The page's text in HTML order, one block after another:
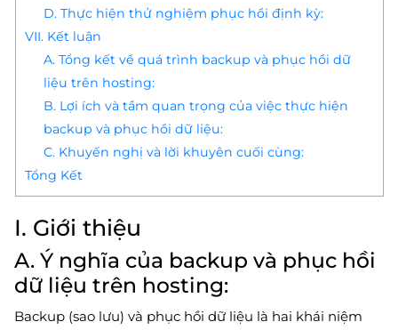
D. Thực hiện thử nghiệm phục hồi định kỳ:
VII. Kết luận
A. Tổng kết về quá trình backup và phục hồi dữ
liệu trên hosting:
B. Lợi ích và tầm quan trọng của việc thực hiện
backup và phục hồi dữ liệu:
C. Khuyến nghị và lời khuyên cuối cùng:
Tổng Kết
I. Giới thiệu
A. Ý nghĩa của backup và phục hồi
dữ liệu trên hosting:
Backup (sao lưu) và phục hồi dữ liệu là hai khái niệm